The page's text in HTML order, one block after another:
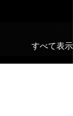
すべて表示